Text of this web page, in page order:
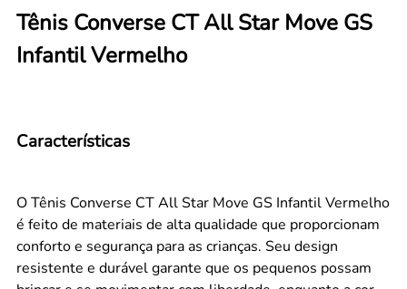
Tênis Converse CT All Star Move GS
Infantil Vermelho
Características
O Tênis Converse CT All Star Move GS Infantil Vermelho
é feito de materiais de alta qualidade que proporcionam
conforto e segurança para as crianças. Seu design
resistente e durável garante que os pequenos possam